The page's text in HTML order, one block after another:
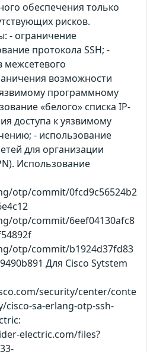
обеспечения только
рисков.
- ограничение
протокола SSH; -
межсетевого
возможности
программному
«белого» списка IP-
доступа к уязвимому
- использование
для организации
Использование
otp/commit/0fcd9c56524b2
otp/commit/6eef04130afc8
otp/commit/b1924d37fd83
Для Cisco Sytstem
security/center/conte
cisco-sa-erlang-otp-ssh-
electric.com/files?